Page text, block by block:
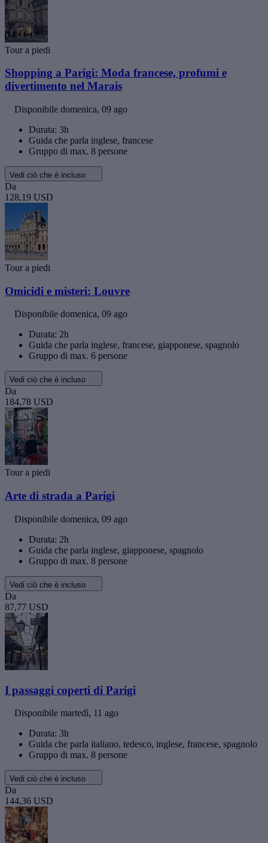
Tour a piedi
Shopping a Parigi: Moda francese, profumi e
divertimento nel Marais
Disponibile domenica, 09 ago
Durata: 3h
Guida che parla inglese, francese
Gruppo di max. 8 persone
Vedi ciò che è incluso
Da
128,19 USD
Tour a piedi
Omicidi e misteri: Louvre
Disponibile domenica, 09 ago
Durata: 2h
Guida che parla inglese, francese, giapponese, spagnolo
Gruppo di max. 6 persone
Vedi ciò che è incluso
Da
184,78 USD
Tour a piedi
Arte di strada a Parigi
Disponibile domenica, 09 ago
Durata: 2h
Guida che parla inglese, giapponese, spagnolo
Gruppo di max. 8 persone
Vedi ciò che è incluso
Da
87,77 USD
I passaggi coperti di Parigi
Disponibile martedì, 11 ago
Durata: 3h
Guida che parla italiano, tedesco, inglese, francese, spagnolo
Gruppo di max. 8 persone
Vedi ciò che è incluso
Da
144,36 USD